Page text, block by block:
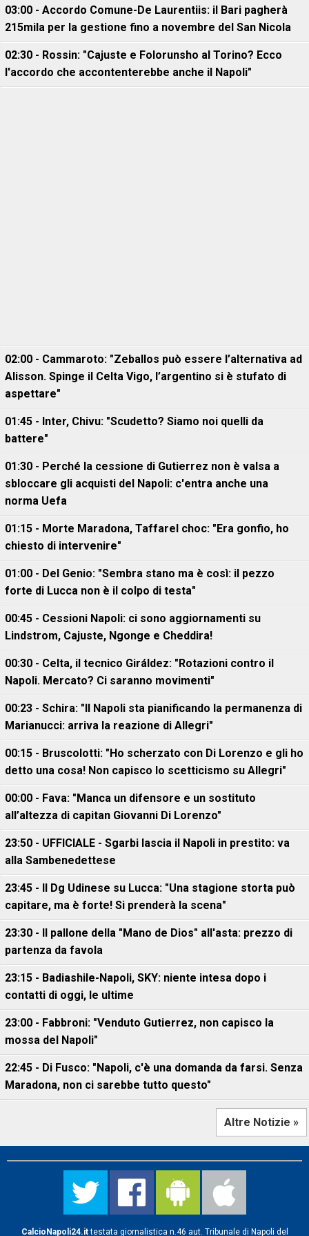
03:00 - Accordo Comune-De Laurentiis: il Bari pagherà
215mila per la gestione fino a novembre del San Nicola
02:30 - Rossin: "Cajuste e Folorunsho al Torino? Ecco
l'accordo che accontenterebbe anche il Napoli"
02:00 - Cammaroto: "Zeballos può essere l’alternativa ad
Alisson. Spinge il Celta Vigo, l’argentino si è stufato di
aspettare"
01:45 - Inter, Chivu: "Scudetto? Siamo noi quelli da
battere"
01:30 - Perché la cessione di Gutierrez non è valsa a
sbloccare gli acquisti del Napoli: c'entra anche una
norma Uefa
01:15 - Morte Maradona, Taffarel choc: "Era gonfio, ho
chiesto di intervenire"
01:00 - Del Genio: "Sembra stano ma è così: il pezzo
forte di Lucca non è il colpo di testa"
00:45 - Cessioni Napoli: ci sono aggiornamenti su
Lindstrom, Cajuste, Ngonge e Cheddira!
00:30 - Celta, il tecnico Giráldez: "Rotazioni contro il
Napoli. Mercato? Ci saranno movimenti"
00:23 - Schira: "Il Napoli sta pianificando la permanenza di
Marianucci: arriva la reazione di Allegri"
00:15 - Bruscolotti: "Ho scherzato con Di Lorenzo e gli ho
detto una cosa! Non capisco lo scetticismo su Allegri"
00:00 - Fava: "Manca un difensore e un sostituto
all’altezza di capitan Giovanni Di Lorenzo"
23:50 - UFFICIALE - Sgarbi lascia il Napoli in prestito: va
alla Sambenedettese
23:45 - Il Dg Udinese su Lucca: "Una stagione storta può
capitare, ma è forte! Si prenderà la scena"
23:30 - Il pallone della "Mano de Dios" all'asta: prezzo di
partenza da favola
23:15 - Badiashile-Napoli, SKY: niente intesa dopo i
contatti di oggi, le ultime
23:00 - Fabbroni: "Venduto Gutierrez, non capisco la
mossa del Napoli"
22:45 - Di Fusco: "Napoli, c'è una domanda da farsi. Senza
Maradona, non ci sarebbe tutto questo"
Altre Notizie »
CalcioNapoli24.ittestata giornalistica n.46 aut. Tribunale di Napoli del